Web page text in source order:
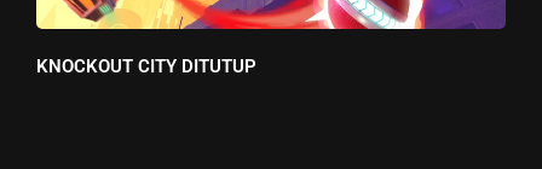
KNOCKOUT CITY DITUTUP